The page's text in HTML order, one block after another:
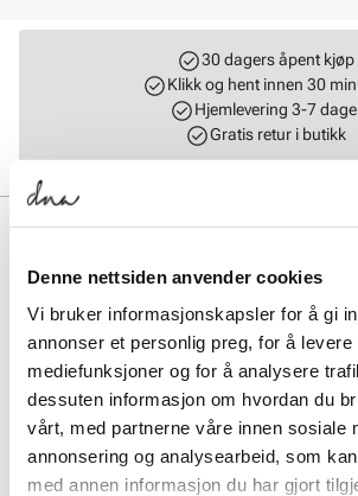
Denne nettsiden anvender cookies
Vi bruker informasjonskapsler for å gi
annonser et personlig preg, for å levere
mediefunksjoner og for å analysere
dessuten informasjon om hvordan du
vårt, med partnerne våre innen sosiale
annonsering og analysearbeid, som
med annen informasjon du har gjort
30 dagers åpent kjøp
Klikk og hent innen 30
Hjemlevering 3-7
Gratis retur i butikk
BESKRIVELSE
Arizona Vegan Regular fra BIRKENSTOCK er
med overmateriale i slitesterkt, syntetisk Birko-
utseende. Sandalen er bredere enn Arizona
komfort med hudvennlig materiale. Perfekt for
etisk og robust valg innen biosandaler. Farge:
Art. nr. 11933400
Lev. art. nr1024550